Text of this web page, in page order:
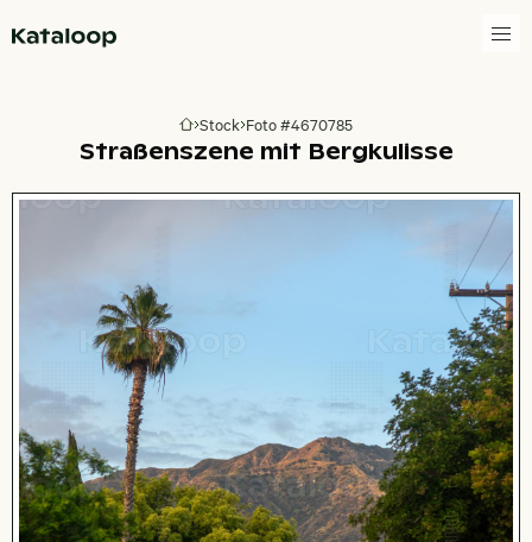
Zur Homepage
Stock Foto #4670785
Straßenszene mit Bergkulisse